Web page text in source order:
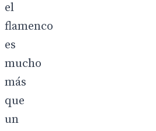
el
flamenco
es
mucho
más
que
un